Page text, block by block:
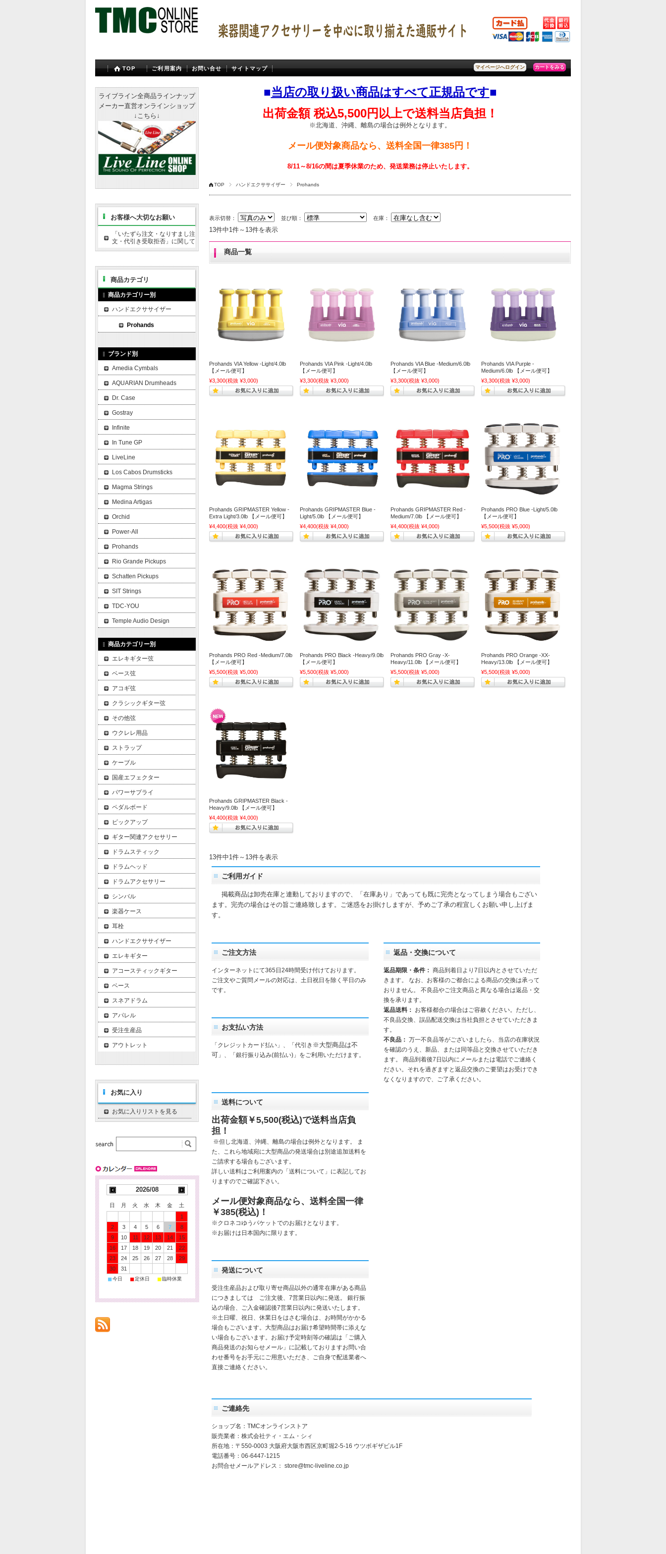
マイページへログイン カートをみる
TOP ご利用案内 お問い合せ サイトマップ
■当店の取り扱い商品はすべて正規品です■
出荷金額 税込5,500円以上で送料当店負担！
※北海道、沖縄、離島の場合は例外となります。
メール便対象商品なら、送料全国一律385円！
8/11～8/16の間は夏季休業のため、発送業務は停止いたします。
TOP ハンドエクササイザー Prohands
表示切替： 並び順： 在庫：
13件中1件～13件を表示
商品一覧
Prohands VIA Yellow -Light/4.0lb
【メール便可】
¥3,300(税抜 ¥3,000)
Prohands VIA Pink -Light/4.0lb
【メール便可】
¥3,300(税抜 ¥3,000)
Prohands VIA Blue -Medium/6.0lb
【メール便可】
¥3,300(税抜 ¥3,000)
Prohands VIA Purple -
Medium/6.0lb 【メール便可】
¥3,300(税抜 ¥3,000)
Prohands GRIPMASTER Yellow -
Extra Light/3.0lb 【メール便可】
¥4,400(税抜 ¥4,000)
Prohands GRIPMASTER Blue -
Light/5.0lb 【メール便可】
¥4,400(税抜 ¥4,000)
Prohands GRIPMASTER Red -
Medium/7.0lb 【メール便可】
¥4,400(税抜 ¥4,000)
Prohands PRO Blue -Light/5.0lb
【メール便可】
¥5,500(税抜 ¥5,000)
Prohands PRO Red -Medium/7.0lb
【メール便可】
¥5,500(税抜 ¥5,000)
Prohands PRO Black -Heavy/9.0lb
【メール便可】
¥5,500(税抜 ¥5,000)
Prohands PRO Gray -X-
Heavy/11.0lb 【メール便可】
¥5,500(税抜 ¥5,000)
Prohands PRO Orange -XX-
Heavy/13.0lb 【メール便可】
¥5,500(税抜 ¥5,000)
Prohands GRIPMASTER Black -
Heavy/9.0lb 【メール便可】
¥4,400(税抜 ¥4,000)
13件中1件～13件を表示
ご利用ガイド
掲載商品は卸売在庫と連動しておりますので、「在庫あり」であっても既に完売となってしまう場合もござい
ます。完売の場合はその旨ご連絡致します。ご迷惑をお掛けしますが、予めご了承の程宜しくお願い申し上げま
す。
ご注文方法
インターネットにて365日24時間受け付けております。
ご注文やご質問メールの対応は、土日祝日を除く平日のみ
です。
お支払い方法
「クレジットカード払い」、「代引き ※大型商品は不
可 」、「銀行振り込み(前払い)」をご利用いただけます。
送料について
出荷金額￥5,500(税込)で送料当店負
担！
※但し北海道、沖縄、離島の場合は例外となります。 ま
た、これら地域宛に大型商品の発送場合は別途追加送料を
ご請求する場合もございます。
詳しい送料はご利用案内の「 送料について 」に表記してお
りますのでご確認下さい。
メール便対象商品なら、送料全国一律
￥385(税込)！
※クロネコゆうパケットでのお届けとなります。
※お届けは日本国内に限ります。
発送について
受注生産品および取り寄せ商品以外の通常在庫がある商品
につきましては ご注文後、7営業日以内に発送。 銀行振
込の場合、ご入金確認後7営業日以内に発送いたします。
※土日曜、祝日、休業日をはさむ場合は、お時間がかかる
場合もございます。大型商品はお届け希望時間帯に添えな
い場合もございます。お届け予定時刻等の確認は「ご購入
商品発送のお知らせメール」に記載しておりますお問い合
わせ番号をお手元にご用意いただき、ご自身で配送業者へ
直接ご連絡ください。
返品・交換について
返品期限・条件： 商品到着日より7日以内とさせていただ
きます。 なお、お客様のご都合による商品の交換は承って
おりません。 不良品やご注文商品と異なる場合は返品・交
換を承ります。
返品送料： お客様都合の場合はご容赦ください。ただし、
不良品交換、誤品配送交換は当社負担とさせていただきま
す。
不良品： 万一不良品等がございましたら、当店の在庫状況
を確認のうえ、新品、または同等品と交換させていただき
ます。 商品到着後7日以内にメールまたは電話でご連絡く
ださい。それを過ぎますと返品交換のご要望はお受けでき
なくなりますので、ご了承ください。
ご連絡先
ショップ名：TMCオンラインストア
販売業者：株式会社ティ・エム・シィ
所在地：〒550-0003 大阪府大阪市西区京町堀2-5-16 ウツボギザビル1F
電話番号：06-6447-1215
お問合せメールアドレス： store@tmc-liveline.co.jp
ライブライン全商品ラインナップ
メーカー直営オンラインショップ
↓こちら↓
お客様へ大切なお願い
「いたずら注文・なりすまし注
文・代引き受取拒否」に関して
商品カテゴリ
商品カテゴリー別
ハンドエクササイザー
Prohands
ブランド別
Amedia Cymbals
AQUARIAN Drumheads
Dr. Case
Gostray
Infinite
In Tune GP
LiveLine
Los Cabos Drumsticks
Magma Strings
Medina Artigas
Orchid
Power-All
Prohands
Rio Grande Pickups
Schatten Pickups
SIT Strings
TDC-YOU
Temple Audio Design
商品カテゴリー別
エレキギター弦
ベース弦
アコギ弦
クラシックギター弦
その他弦
ウクレレ用品
ストラップ
ケーブル
国産エフェクター
パワーサプライ
ペダルボード
ピックアップ
ギター関連アクセサリー
ドラムスティック
ドラムヘッド
ドラムアクセサリー
シンバル
楽器ケース
耳栓
ハンドエクササイザー
エレキギター
アコースティックギター
ベース
スネアドラム
アパレル
受注生産品
アウトレット
お気に入り
お気に入りリストを見る
2026/08
日 月 火 水 木 金
土
1
2
3 4 5 6 7
8
9
10 11 12 13 14
15
16
17 18 19 20 21
22
23
24 25 26 27 28
29
30
31
■ 今日 ■ 定休日 ■ 臨時休業